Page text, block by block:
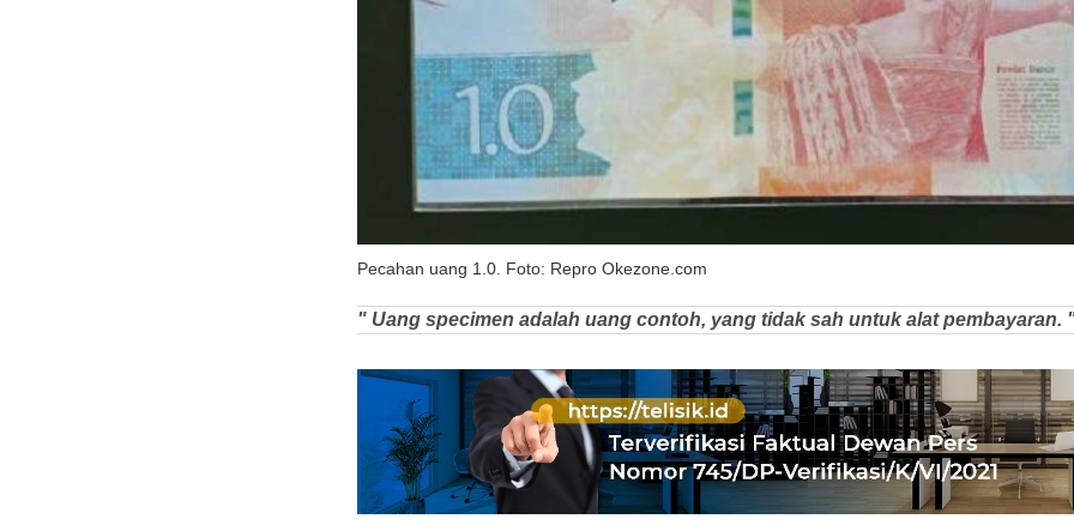
Pecahan uang 1.0. Foto: Repro Okezone.com
" Uang specimen adalah uang contoh, yang tidak sah untuk alat pembayaran.